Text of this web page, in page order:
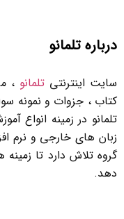
درباره تلمانو
سایت اینترنتی تلمانو ،
کتاب ، جزوات و نمونه
تلمانو در زمینه
زبان های خارجی و نرم
گروه تلاش دارد تا
دهد.